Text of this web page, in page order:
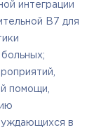
интеграции
B7 для
помощи,
в